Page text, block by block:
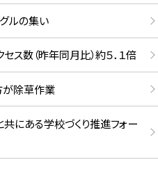
ルの集い
ス数（昨年同月比）約５．１倍
が除草作業
共にある学校づくり推進フォー